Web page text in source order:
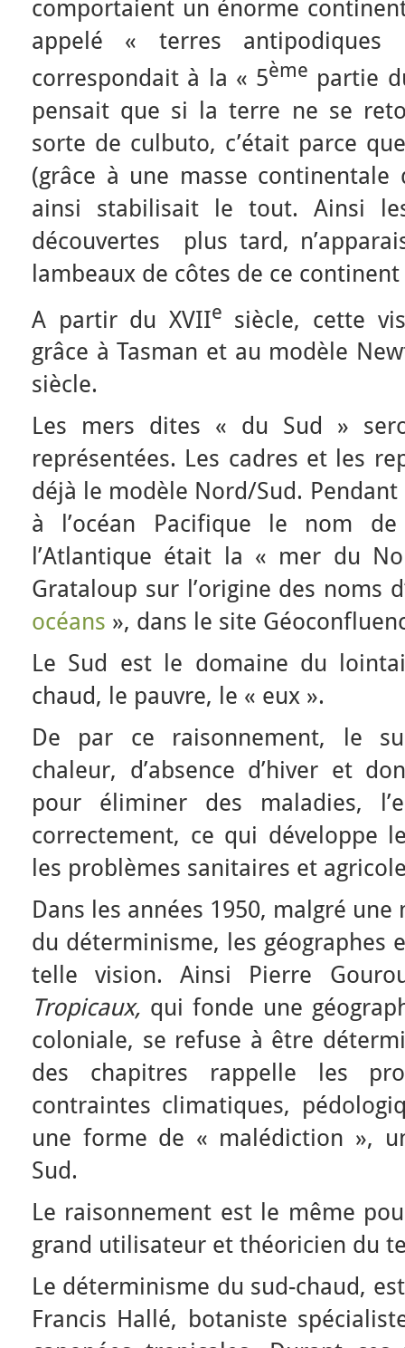
comportaient un énorme
appelé « terres
correspondait à la « 5ème partie
pensait que si la terre ne se
sorte de culbuto, c’était parce
(grâce à une masse continentale
ainsi stabilisait le tout. Ainsi les
découvertes plus tard,
lambeaux de côtes de ce
A partir du XVIIe siècle, cette
grâce à Tasman et au modèle
siècle.
Les mers dites « du Sud »
représentées. Les cadres et les
déjà le modèle Nord/Sud.
à l’océan Pacifique le nom
l’Atlantique était la « mer du
Grataloup sur l’origine des noms
océans », dans le site
Le Sud est le domaine du
chaud, le pauvre, le « eux ».
De par ce raisonnement, le
chaleur, d’absence d’hiver et
pour éliminer des maladies,
correctement, ce qui développe
les problèmes sanitaires et
Dans les années 1950, malgré
du déterminisme, les géographes
telle vision. Ainsi Pierre
Tropicaux, qui fonde une
coloniale, se refuse à être
des chapitres rappelle les
contraintes climatiques,
une forme de « malédiction »,
Sud.
Le raisonnement est le même
grand utilisateur et théoricien du
Le déterminisme du sud-chaud,
Francis Hallé, botaniste